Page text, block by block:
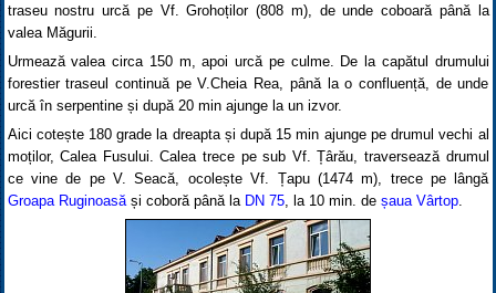
traseu nostru urcă pe Vf. Grohoților (808 m), de unde coboară până la
valea Măgurii.
Urmează valea circa 150 m, apoi urcă pe culme. De la capătul drumului
forestier traseul continuă pe V.Cheia Rea, până la o confluență, de unde
urcă în serpentine și după 20 min ajunge la un izvor.
Aici cotește 180 grade la dreapta și după 15 min ajunge pe drumul vechi al
moților, Calea Fusului. Calea trece pe sub Vf. Țârău, traversează drumul
ce vine de pe V. Seacă, ocolește Vf. Țapu (1474 m), trece pe lângă
Groapa Ruginoasăși coboră până la DN 75, la 10 min. de șaua Vârtop.